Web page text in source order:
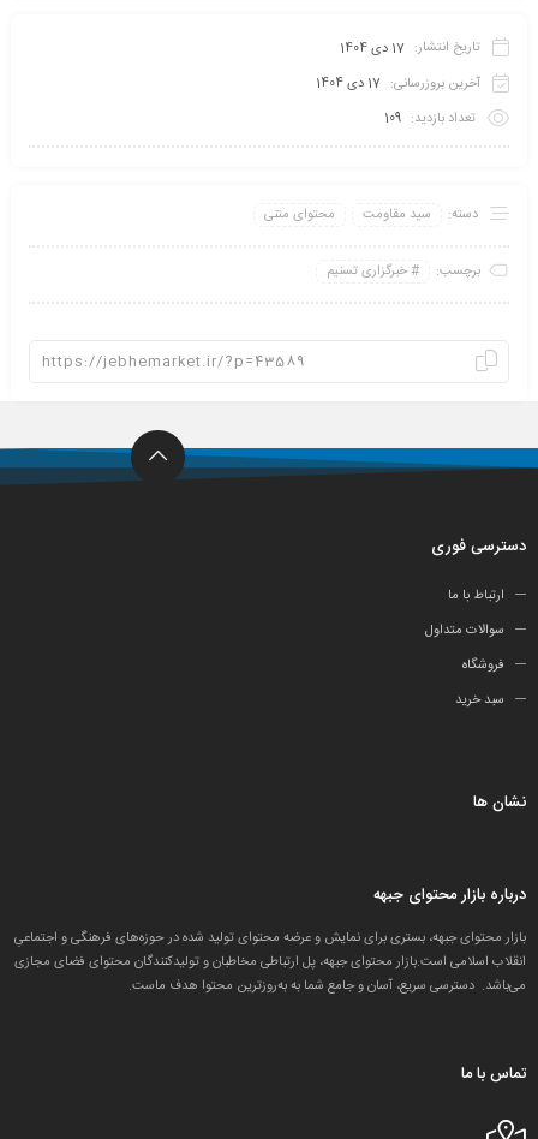
تاریخ انتشار: 17 دی 1404
آخرین بروزرسانی: 17 دی 1404
تعداد بازدید: 109
دسته: سید مقاومت محتوای متنی
برچسب: خبرگزاری تسنیم
دسترسی فوری
ارتباط با ما
سوالات متداول
فروشگاه
سبد خرید
نشان ها
درباره بازار محتوای جبهه
بازار محتوای جبهه، بستری برای نمایش و عرضه محتوای تولید شده در حوزه‌های فرهنگی و اجتماعیِ
انقلاب اسلامی است.بازار محتوای جبهه، پل ارتباطی مخاطبان و تولید‌کنندگان محتوای فضای مجازی
می‌باشد. دسترسی سریع، آسان و جامع شما به به‌روزترین محتوا هدف ماست.
تماس با ما